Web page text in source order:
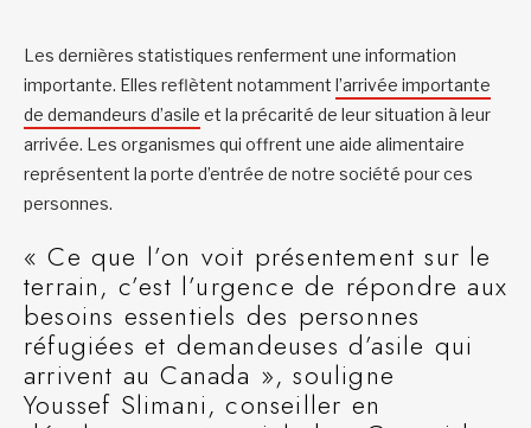
Les dernières statistiques renferment une information
importante. Elles reflètent notamment l’arrivée importante
de demandeurs d’asile et la précarité de leur situation à leur
arrivée. Les organismes qui offrent une aide alimentaire
représentent la porte d’entrée de notre société pour ces
personnes.
« Ce que l’on voit présentement sur le
terrain, c’est l’urgence de répondre aux
besoins essentiels des personnes
réfugiées et demandeuses d’asile qui
arrivent au Canada », souligne
Youssef Slimani, conseiller en